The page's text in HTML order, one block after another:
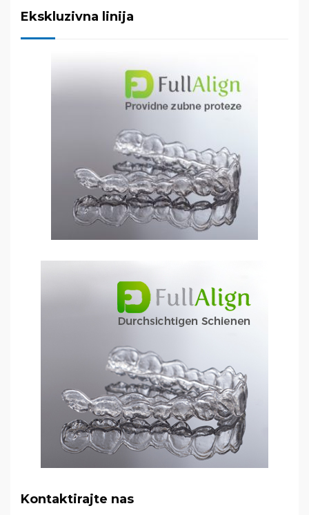
Ekskluzivna linija
Kontaktirajte nas